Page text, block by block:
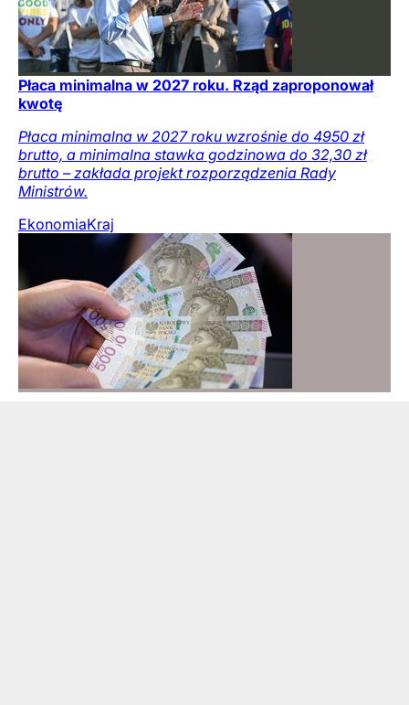
Płaca minimalna w 2027 roku. Rząd zaproponował
kwotę
Płaca minimalna w 2027 roku wzrośnie do 4950 zł
brutto, a minimalna stawka godzinowa do 32,30 zł
brutto – zakłada projekt rozporządzenia Rady
Ministrów.
EkonomiaKraj